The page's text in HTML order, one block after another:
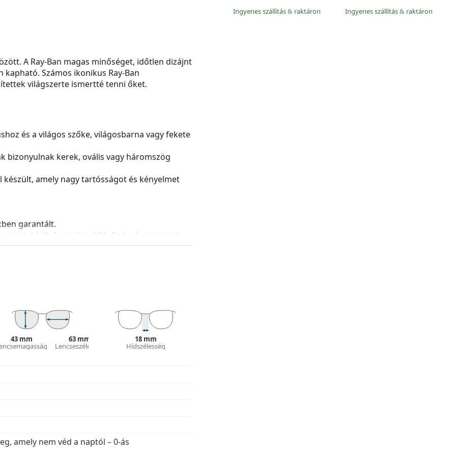
Ingyenes szállítás& raktáron Ingyenes szállítás& raktáron
A Ray-Ban magas minőséget, időtlen dizájnt
Számos ikonikus Ray-Ban
világszerte ismertté tenni őket.
és a világos szőke, világosbarna vagy fekete
bizonyulnak kerek, ovális vagy háromszög
amely nagy tartósságot és kényelmet
garantált.
kivételesen karcálló. Az ásványi üveget
képest.
100%-os védelmet nyújt a napfénytől. A
és kialakítása eltérő lehet.
és ápolására. Egyes modellekhez kendő
találjon népszerű márkáktól.
43 mm 63 mm
Lencseszélesség
18 mm
Hídszélesség
amely nem véd a naptól – 0-ás